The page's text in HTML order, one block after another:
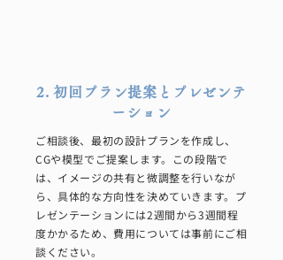
2. 初回プラン提案とプレゼンテ
ーション
ご相談後、最初の設計プランを作成し、
CGや模型でご提案します。この段階で
は、イメージの共有と微調整を行いなが
ら、具体的な方向性を決めていきます。プ
レゼンテーションには2週間から3週間程
度かかるため、費用については事前にご相
談ください。